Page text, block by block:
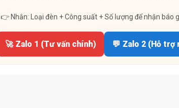
👉 Nhắn: Loại đèn + Công suất + Số lượng để nhận báo
🚀 Zalo 1 (Tư vấn chính) 💬 Zalo 2 (Hỗ trợ